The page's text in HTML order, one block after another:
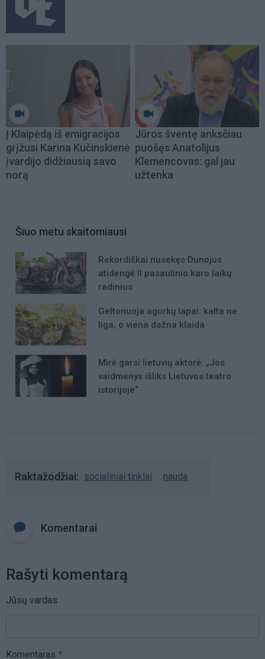
Į Klaipėdą iš emigracijos
grįžusi Karina Kučinskienė
įvardijo didžiausią savo
norą
Jūros šventę anksčiau
puošęs Anatolijus
Klemencovas: gal jau
užtenka
Šiuo metu skaitomiausi
Rekordiškai nusekęs Dunojus
atidengė II pasaulinio karo laikų
radinius
Geltonuoja agurkų lapai: kalta ne
liga, o viena dažna klaida
Mirė garsi lietuvių aktorė: „Jos
vaidmenys išliks Lietuvos teatro
istorijoje“
Raktažodžiai socialiniai tinklai nauda
Komentarai
Rašyti komentarą
Jūsų vardas
Komentaras